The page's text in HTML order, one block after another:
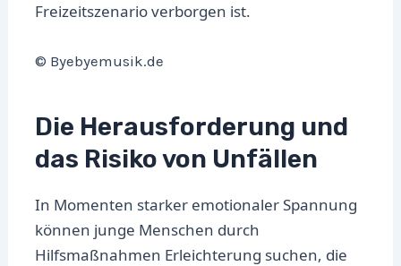
Freizeitszenario verborgen ist.
© Byebyemusik.de
Die Herausforderung und
das Risiko von Unfällen
In Momenten starker emotionaler Spannung
können junge Menschen durch
Hilfsmaßnahmen Erleichterung suchen, die